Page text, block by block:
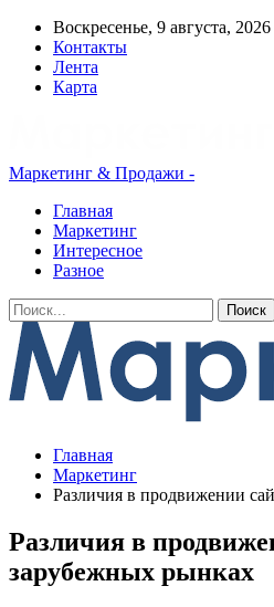
Воскресенье, 9 августа, 2026
Контакты
Лента
Карта
Маркетинг & Продажи -
Главная
Маркетинг
Интересное
Разное
Главная
Маркетинг
Различия в продвижении
Различия в
зарубежных рынках